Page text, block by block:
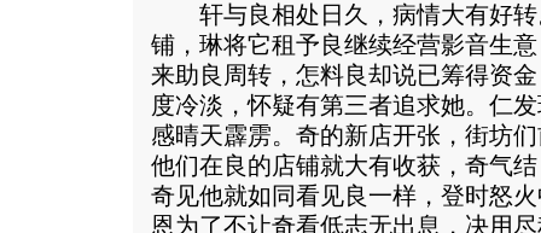
轩与良相处日久，病情大有好转
铺，琳将它租予良继续经营影音生
来助良周转，怎料良却说已筹得资
度冷淡，怀疑有第三者追求她。仁
感晴天霹雳。奇的新店开张，街坊
他们在良的店铺就大有收获，奇气
奇见他就如同看见良一样，登时怒
恩为了不让奇看低志无出息，决用